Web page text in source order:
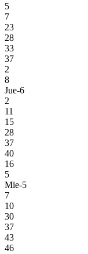
5
7
23
28
33
37
2
8
Jue-6
2
11
15
28
37
40
16
5
Mie-5
7
10
30
37
43
46